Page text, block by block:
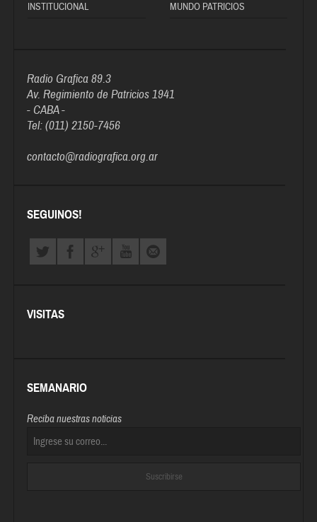
INSTITUCIONAL MUNDO PATRICIOS
Radio Grafica 89.3
Av. Regimiento de Patricios 1941
- CABA -
Tel: (011) 2150-7456
contacto@radiografica.org.ar
SEGUINOS!
VISITAS
SEMANARIO
Reciba nuestras noticias